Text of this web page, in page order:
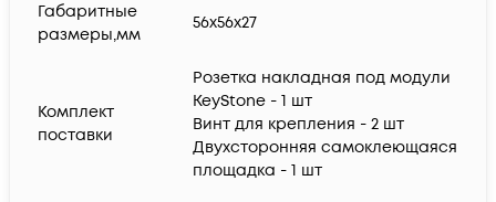
Габаритные
размеры,мм
56х56х27
Комплект
поставки
Розетка накладная под модули
KeyStone - 1 шт
Винт для крепления - 2 шт
Двухсторонняя самоклеющаяся
площадка - 1 шт